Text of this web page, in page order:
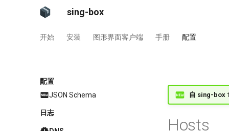
sing-box
开始 安装 图形界面客户端 手册 配置
配置
JSON Schema
日志
自 sing-box
Hosts